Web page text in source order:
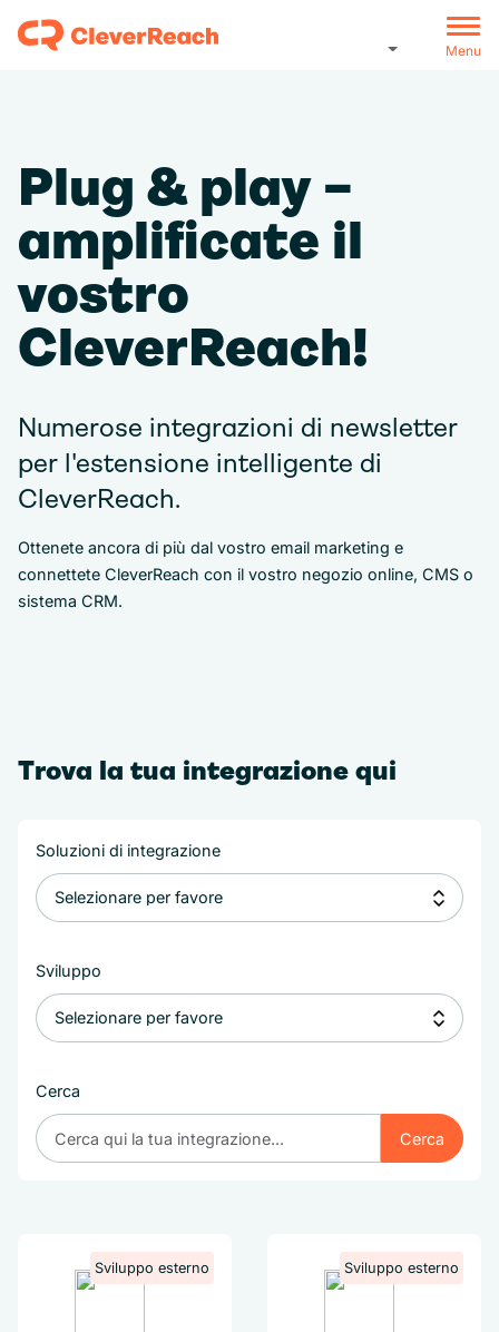
Menu
Plug & play –
amplificate il
vostro
CleverReach!
Numerose integrazioni di newsletter
per l'estensione intelligente di
CleverReach.
Ottenete ancora di più dal vostro email marketing e
connettete CleverReach con il vostro negozio online, CMS o
sistema CRM.
Trova la tua integrazione qui
Soluzioni di integrazione
Sviluppo
Cerca
Cerca
Cerca
Sviluppo esterno Sviluppo esterno